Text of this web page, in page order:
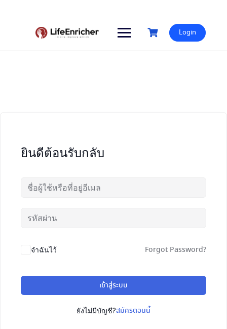
Login
ยินดีต้อนรับกลับ
จำฉันไว้ Forgot Password?
เข้าสู่ระบบ
ยังไม่มีบัญชี?สมัครตอนนี้